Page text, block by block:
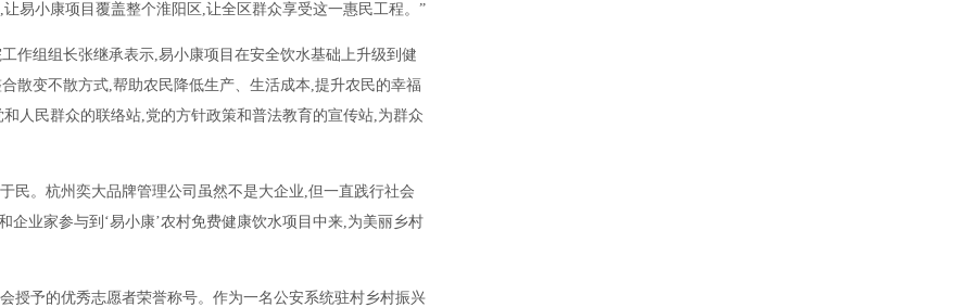
易小康项目覆盖整个淮阳区,让全区群众享受这一惠民工程。”
作组组长张继承表示,易小康项目在安全饮水基础上升级到健
散变不散方式,帮助农民降低生产、生活成本,提升农民的幸福
人民群众的联络站,党的方针政策和普法教育的宣传站,为群众
民。杭州奕大品牌管理公司虽然不是大企业,但一直践行社会
企业家参与到‘易小康’农村免费健康饮水项目中来,为美丽乡村
授予的优秀志愿者荣誉称号。作为一名公安系统驻村乡村振兴